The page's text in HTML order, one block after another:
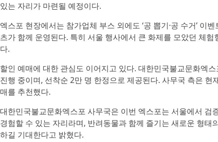
있는 자리가 마련될 예정이다.
엑스포 현장에서는 참가업체 부스 외에도 ‘공 뽑기·공 수거’ 이
츠가 함께 운영된다. 특히 서울 행사에서 큰 화제를 모았던 체
다.
할인 예매에 대한 관심도 이어지고 있다. 대한민국불교문화엑
진행 중이며, 선착순 2만 명 한정으로 제공된다. 사무국 측은
매를 추천했다.
대한민국불교문화엑스포 사무국은 이번 엑스포는 서울에서 검
경험할 수 있는 자리라며, 반려동물과 함께 즐기는 새로운 형
하길 기대한다고 밝혔다.